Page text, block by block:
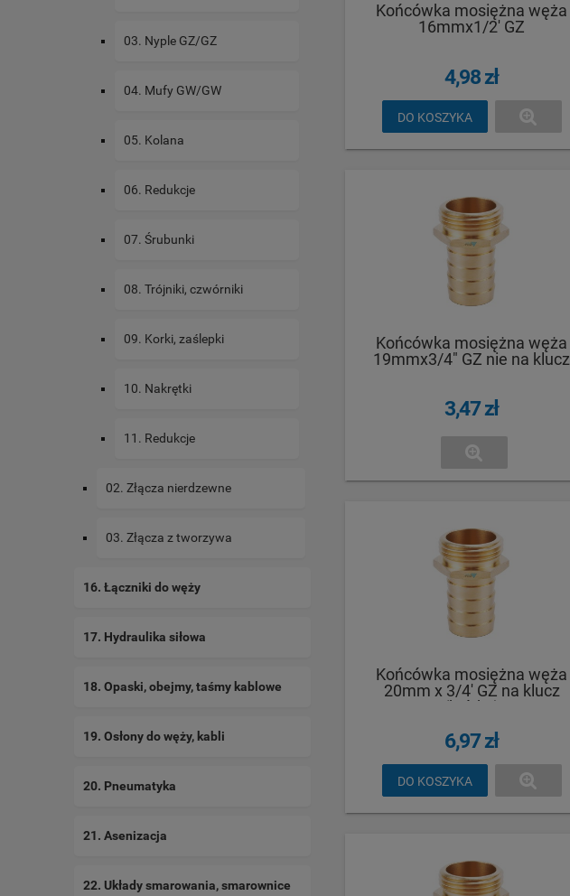
03. Nyple GZ/GZ
04. Mufy GW/GW
05. Kolana
06. Redukcje
07. Śrubunki
08. Trójniki, czwórniki
09. Korki, zaślepki
10. Nakrętki
11. Redukcje
02. Złącza nierdzewne
03. Złącza z tworzywa
16. Łączniki do węży
17. Hydraulika siłowa
18. Opaski, obejmy, taśmy kablowe
19. Osłony do węży, kabli
20. Pneumatyka
21. Asenizacja
22. Układy smarowania, smarownice
Końcówka mosiężna węża
16mmx1/2' GZ
4,98 zł
DO KOSZYKA
Końcówka mosiężna węża
19mmx3/4" GZ nie na klucz
3,47 zł
Końcówka mosiężna węża
20mm x 3/4' GZ na klucz
(krótka)
6,97 zł
DO KOSZYKA